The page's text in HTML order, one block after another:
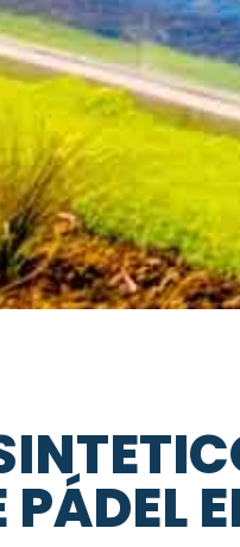
PÁDEL